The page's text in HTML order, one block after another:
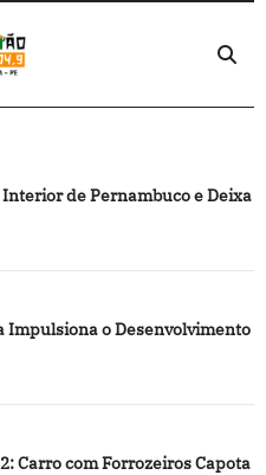
de Pernambuco e Deixa
Impulsiona o Desenvolvimento
Carro com Forrozeiros Capota